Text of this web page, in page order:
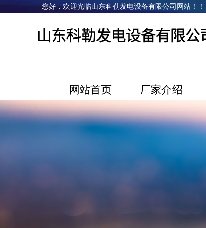
您好，欢迎光临山东科勒发电设备有限公司网站！
网站首页 厂家介绍